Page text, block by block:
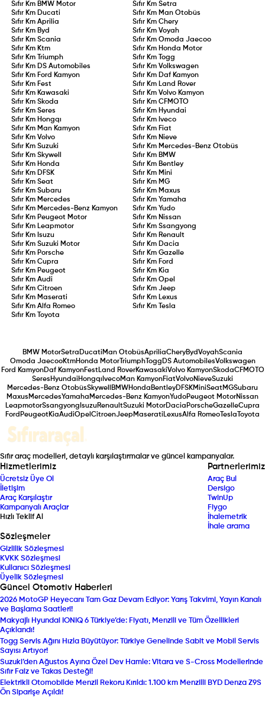
Sıfır Km BMW Motor Sıfır Km Setra
Sıfır Km Ducati Sıfır Km Man Otobüs
Sıfır KmAprilia Sıfır Km Chery
Sıfır Km Byd Sıfır Km Voyah
Sıfır KmScania Sıfır Km Omoda Jaecoo
Sıfır Km Ktm Sıfır Km Honda Motor
Sıfır Km
Triumph Sıfır Km
Togg
Sıfır Km DS Automobiles Sıfır Km Volkswagen
Sıfır Km Ford Kamyon Sıfır Km Daf Kamyon
Sıfır Km Fest Sıfır Km Land Rover
Sıfır Km Kawasaki Sıfır Km Volvo Kamyon
Sıfır KmSkoda Sıfır Km CFMOTO
Sıfır KmSeres Sıfır Km Hyundai
Sıfır Km Hongqı Sıfır Km Iveco
Sıfır Km Man Kamyon Sıfır Km Fiat
Sıfır KmVolvo Sıfır Km Nieve
Sıfır KmSuzuki Sıfır Km Mercedes-Benz Otobüs
Sıfır KmSkywell Sıfır Km BMW
Sıfır Km Honda Sıfır Km Bentley
Sıfır Km DFSK Sıfır Km Mini
Sıfır KmSeat Sıfır Km MG
Sıfır KmSubaru Sıfır Km Maxus
Sıfır Km Mercedes Sıfır Km Yamaha
Sıfır Km Mercedes-Benz Kamyon Sıfır Km Yudo
Sıfır Km Peugeot Motor Sıfır Km Nissan
Sıfır Km Leapmotor Sıfır Km Ssangyong
Sıfır Km Isuzu Sıfır Km Renault
Sıfır KmSuzuki Motor Sıfır Km Dacia
Sıfır Km Porsche Sıfır Km Gazelle
Sıfır KmCupra Sıfır Km Ford
Sıfır Km Peugeot Sıfır Km Kia
Sıfır KmAudi Sıfır Km Opel
Sıfır KmCitroen Sıfır Km Jeep
Sıfır Km Maserati Sıfır Km Lexus
Sıfır KmAlfa Romeo Sıfır Km
Tesla
Sıfır Km
Toyota
BMW MotorSetra Ducati Man OtobüsApriliaCheryBydVoyahScania
Omoda JaecooKtmHonda MotorTriumphTogg DS AutomobilesVolkswagen
Ford KamyonDaf KamyonFestLand RoverKawasakiVolvo KamyonSkodaCFMOTO
Seres Hyundai Hongqı IvecoMan KamyonFiatVolvoNieveSuzuki
Mercedes-Benz OtobüsSkywell BMWHonda BentleyDFSKMiniSeatMGSubaru
Maxus MercedesYamaha Mercedes-Benz KamyonYudoPeugeot MotorNissan
LeapmotorSsangyong IsuzuRenaultSuzuki MotorDacia PorscheGazelleCupra
Ford PeugeotKiaAudiOpel CitroenJeep Maserati LexusAlfa Romeo Tesla Toyota
Sıfır araç modelleri, detaylı karşılaştırmalar ve güncel kampanyalar.
Hizmetlerimiz
Ücretsiz Üye Ol
İletişim
Araç Karşılaştır
Kampanyalı Araçlar
Hızlı Teklif Al
Partnerlerimiz
Araç Bul
Dersigo
TwinUp
Fiygo
İhalemetrik
İhale arama
Sözleşmeler
Gizlilik Sözleşmesi
KVKK Sözleşmesi
Kullanıcı Sözleşmesi
Üyelik Sözleşmesi
Güncel Otomotiv Haberleri
2026 MotoGP Heyecanı Tam Gaz Devam Ediyor: Yarış Takvimi, Yayın Kanalı
ve Başlama Saatleri!
Makyajlı Hyundai IONIQ 6 Türkiye’de: Fiyatı, Menzili ve Tüm Özellikleri
Açıklandı!
Togg Servis Ağını Hızla Büyütüyor: Türkiye Genelinde Sabit ve Mobil Servis
Sayısı Artıyor!
Suzuki’den Ağustos Ayına Özel Dev Hamle: Vitara ve S-Cross Modellerinde
Sıfır Faiz ve Takas Desteği!
Elektrikli Otomobilde Menzil Rekoru Kırıldı: 1.100 km Menzilli BYD Denza Z9S
Ön Siparişe Açıldı!